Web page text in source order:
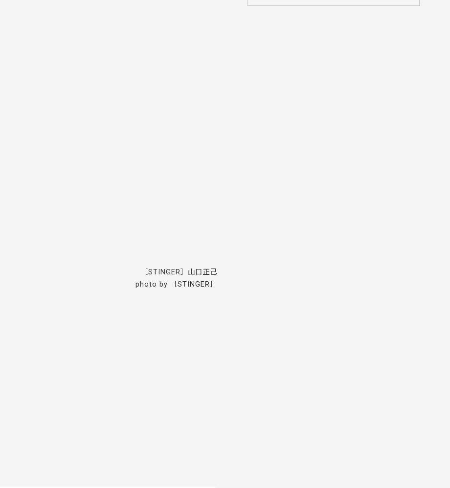
［STINGER］山口正己
photo by ［STINGER］